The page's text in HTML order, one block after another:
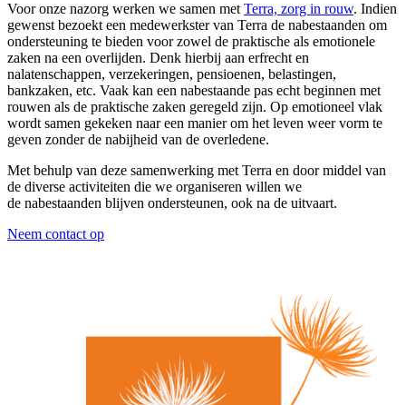
Voor onze nazorg werken we samen met Terra, zorg in rouw. Indien
gewenst bezoekt een medewerkster van Terra de nabestaanden om
ondersteuning te bieden voor zowel de praktische als emotionele
zaken na een overlijden. Denk hierbij aan erfrecht en
nalatenschappen, verzekeringen, pensioenen, belastingen,
bankzaken, etc. Vaak kan een nabestaande pas echt beginnen met
rouwen als de praktische zaken geregeld zijn. Op emotioneel vlak
wordt samen gekeken naar een manier om het leven weer vorm te
geven zonder de nabijheid van de overledene.
Met behulp van deze samenwerking met Terra en door middel van
de diverse activiteiten die we organiseren willen we
de nabestaanden blijven ondersteunen, ook na de uitvaart.
Neem contact op